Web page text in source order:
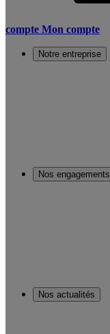
compte Mon compte
Notre entreprise
Nos engagements
Nos actualités